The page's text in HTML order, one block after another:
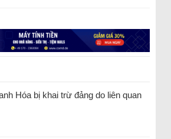
Hóa bị khai trừ đảng do liên quan